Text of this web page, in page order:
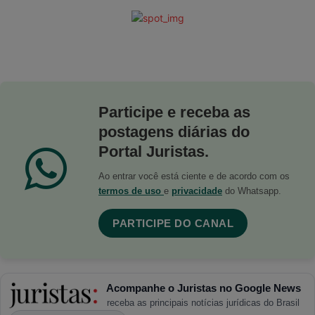
Participe e receba as
postagens diárias do
Portal Juristas.
Ao entrar você está ciente e de acordo com os
termos de uso e privacidade do Whatsapp.
PARTICIPE DO CANAL
Acompanhe o Juristas no Google News
receba as principais notícias jurídicas do Brasil